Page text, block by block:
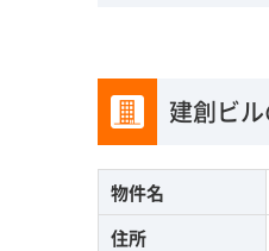
建創ビ
物件名
住所